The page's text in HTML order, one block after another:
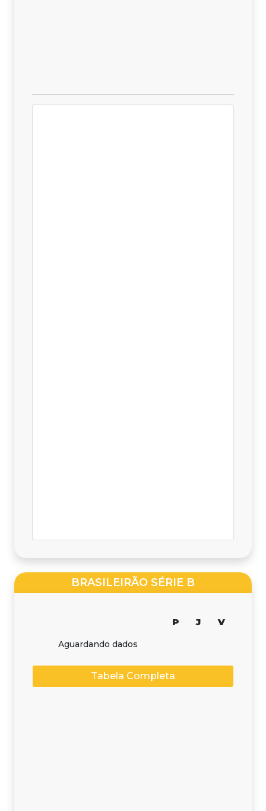
BRASILEIRÃO SÉRIE B
P J V
Aguardando dados
Tabela Completa